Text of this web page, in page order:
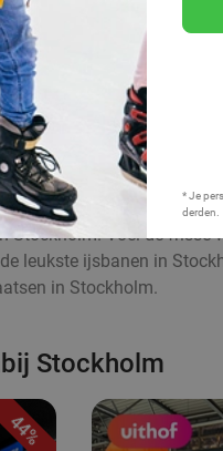
* Je
derden.
Voel de
leukste ijsbanen in
in Stockholm.
Stockholm
44%